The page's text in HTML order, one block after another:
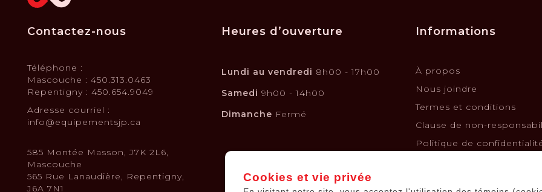
Contactez-nous
Téléphone :
Mascouche : 450.313.0463
Repentigny : 450.654.9049
Adresse courriel :
info@equipementsjp.ca
585 Montée Masson, J7K 2L6,
Mascouche
565 Rue Lanaudière, Repentigny,
J6A 7N1
Heures d’ouverture
Lundi au vendredi 8h00 - 17h00
Samedi 9h00 - 14h00
Dimanche Fermé
Informations
À propos
Nous joindre
Termes et conditions
Clause de non-
Politique de
Cookies et vie privée